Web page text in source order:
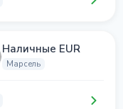
Наличные EUR
Марсель